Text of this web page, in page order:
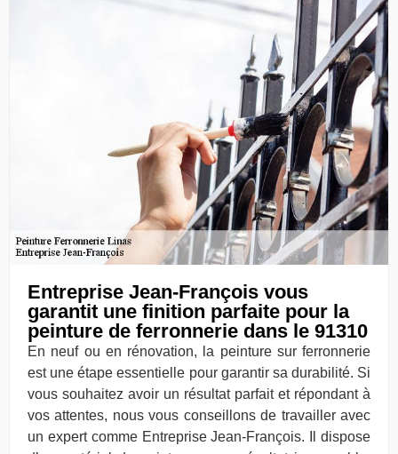
Entreprise Jean-François vous
garantit une finition parfaite pour la
peinture de ferronnerie dans le 91310
En neuf ou en rénovation, la peinture sur ferronnerie
est une étape essentielle pour garantir sa durabilité. Si
vous souhaitez avoir un résultat parfait et répondant à
vos attentes, nous vous conseillons de travailler avec
un expert comme Entreprise Jean-François. Il dispose